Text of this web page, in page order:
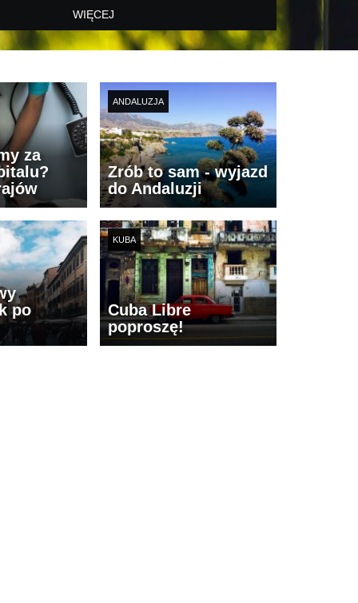
WIĘCEJ
za
ANDALUZJA
Zrób to sam - wyjazd
do Andaluzji
po
KUBA
Cuba Libre
poproszę!